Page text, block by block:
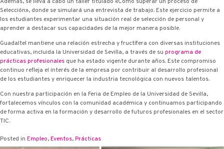
Además, se lleva a cabo un taller titulado «Cómo superar un proceso de
Selección», donde se simulará una entrevista de trabajo. Este ejercicio permite a
los estudiantes experimentar una situación real de selección de personal y
aprender a destacar sus capacidades de la mejor manera posible.
Guadaltel mantiene una relación estrecha y fructífera con diversas instituciones
educativas, incluida la Universidad de Sevilla, a través de su programa de
prácticas profesionales que ha estado vigente durante años. Este compromiso
continuo refleja el interés de la empresa por contribuir al desarrollo profesional
de los estudiantes y enriquecer la industria tecnológica con nuevos talentos.
Con nuestra participación en la Feria de Empleo de la Universidad de Sevilla,
fortalecemos vínculos con la comunidad académica y continuamos participando
de forma activa en la formación y desarrollo de futuros profesionales en el sector
TIC.
Posted in Empleo,Eventos,Prácticas